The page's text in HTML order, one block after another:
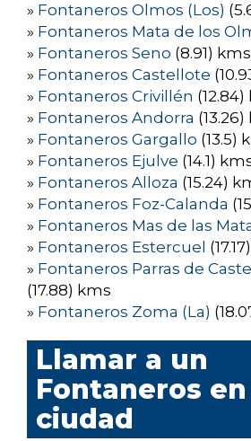
» Fontaneros Olmos (Los)
» Fontaneros Mata de los
» Fontaneros Seno (8.91) kms
» Fontaneros Castellote
» Fontaneros Crivillén
» Fontaneros Andorra
» Fontaneros Gargallo (13.5)
» Fontaneros Ejulve (14.1)
» Fontaneros Alloza (15.24)
» Fontaneros Foz-Calanda
» Fontaneros Mas de las
» Fontaneros Estercuel
» Fontaneros Parras de
(17.88) kms
» Fontaneros Zoma (La)
Llamar a un
Fontaneros
ciudad